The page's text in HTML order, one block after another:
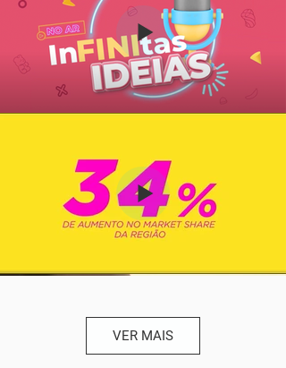
VER MAIS